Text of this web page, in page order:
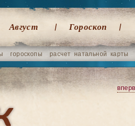
Август Гороскоп
гороскопы расчет натальной карты